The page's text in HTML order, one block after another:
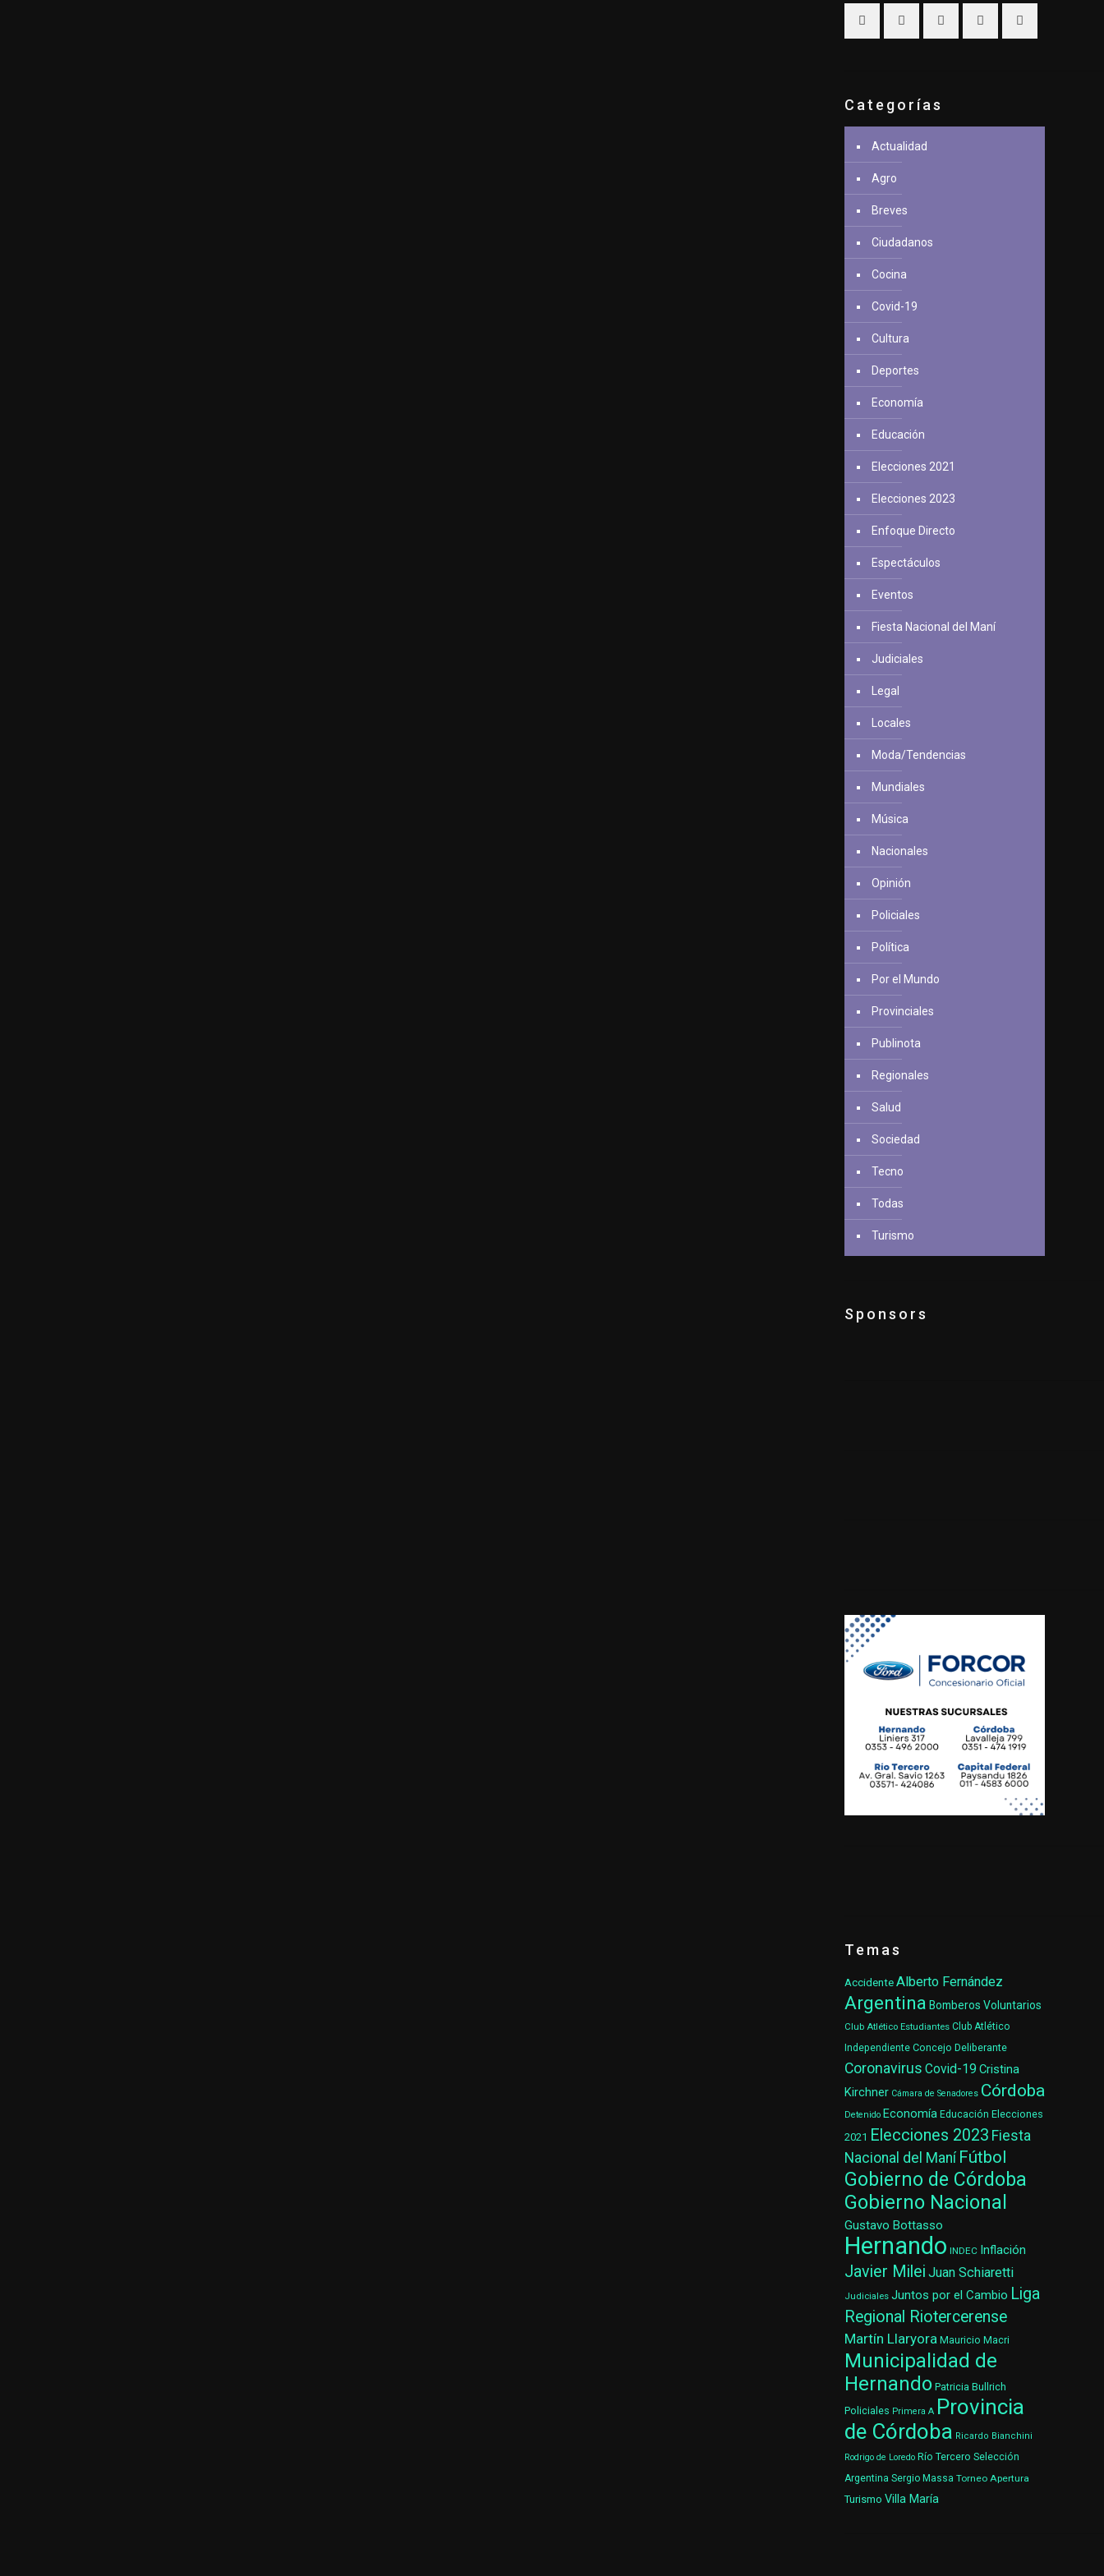
Categorías
Actualidad
Agro
Breves
Ciudadanos
Cocina
Covid-19
Cultura
Deportes
Economía
Educación
Elecciones 2021
Elecciones 2023
Enfoque Directo
Espectáculos
Eventos
Fiesta Nacional del Maní
Judiciales
Legal
Locales
Moda/Tendencias
Mundiales
Música
Nacionales
Opinión
Policiales
Política
Por el Mundo
Provinciales
Publinota
Regionales
Salud
Sociedad
Tecno
Todas
Turismo
Sponsors
Temas
AccidenteAlberto Fernández
Argentina Bomberos Voluntarios
Club Atlético Estudiantes Club Atlético
Independiente Concejo Deliberante
Coronavirus Covid-19 Cristina
Kirchner Cámara de Senadores Córdoba
Detenido Economía Educación Elecciones
2021 Elecciones 2023 Fiesta
Nacional del Maní Fútbol
Gobierno de Córdoba
Gobierno Nacional
Gustavo Bottasso
Hernando INDEC Inflación
Javier Milei Juan Schiaretti
Judiciales Juntos por el Cambio Liga
Regional Riotercerense
Martín Llaryora Mauricio Macri
Municipalidad de
Hernando Patricia Bullrich
Policiales Primera A Provincia
de Córdoba Ricardo Bianchini
Rodrigo de Loredo Río Tercero Selección
Argentina Sergio Massa Torneo Apertura
Turismo Villa María